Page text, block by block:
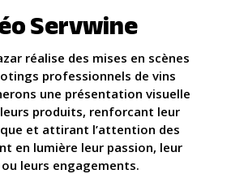
Servwine
réalise des mises en scènes
professionnels de vins
une présentation visuelle
produits, renforcant leur
et attirant l’attention des
en lumière leur passion, leur
leurs engagements.